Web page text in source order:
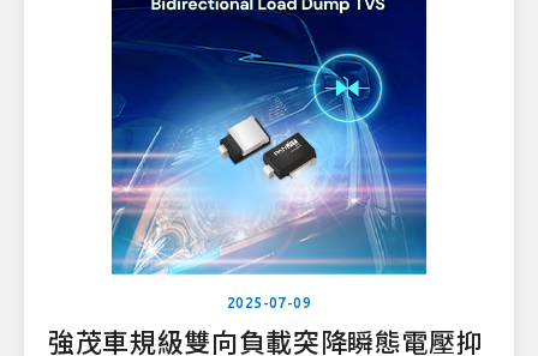
2025-07-09
強茂車規級雙向負載突降瞬態電壓抑